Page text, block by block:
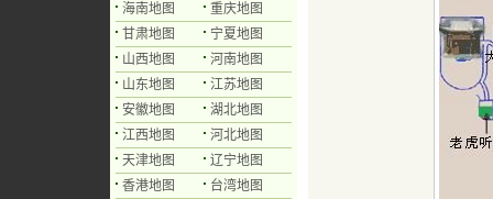
海南地图
重庆地图
甘肃地图
宁夏地图
山西地图
河南地图
山东地图
江苏地图
安徽地图
湖北地图
江西地图
河北地图
天津地图
辽宁地图
香港地图
台湾地图